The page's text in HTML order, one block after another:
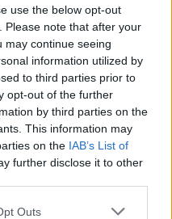
use the below opt-out
Please note that after your
may continue seeing
information utilized by
to third parties prior to
opt-out of the further
by third parties on the
This information may
on the IAB’s List of
further disclose it to other
Outs